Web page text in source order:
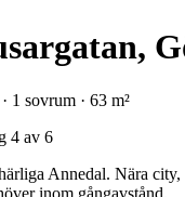
1 sovrum · 63 m²
4 av 6
Annedal. Nära city,